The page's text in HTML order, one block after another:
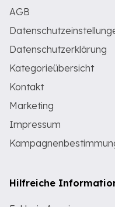
AGB
Datenschutzerklärung
Kategorieübersicht
Kontakt
Marketing
Impressum
Hilfreiche